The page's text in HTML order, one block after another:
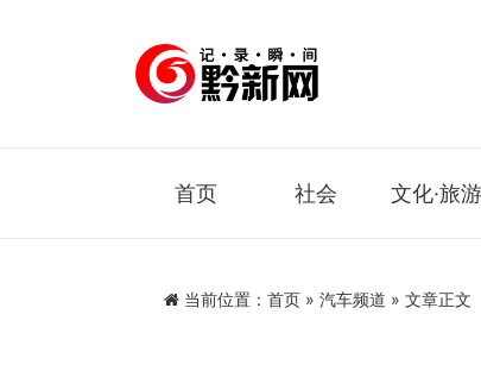
首页 社会 文化·旅游
当前位置： 首页 » 汽车频道 » 文章正文